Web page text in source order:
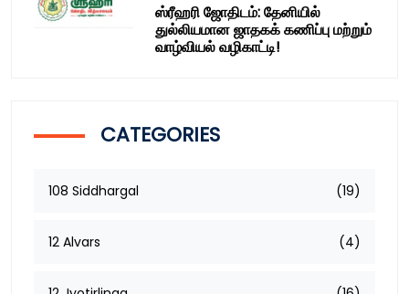
ஸ்ரீஹரி ஜோதிடம்: தேனியில்
துல்லியமான ஜாதகக் கணிப்பு மற்றும்
வாழ்வியல் வழிகாட்டி!
CATEGORIES
108 Siddhargal (19)
12 Alvars (4)